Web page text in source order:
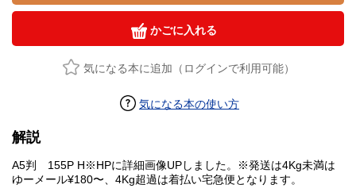
かごに入れる
気になる本に追加（ログインで利用可能）
気になる本の使い方
解説
A5判 155P H※HPに詳細画像UPしました。※発送は4Kg未満は
ゆーメール¥180〜、4Kg超過は着払い宅急便となります。